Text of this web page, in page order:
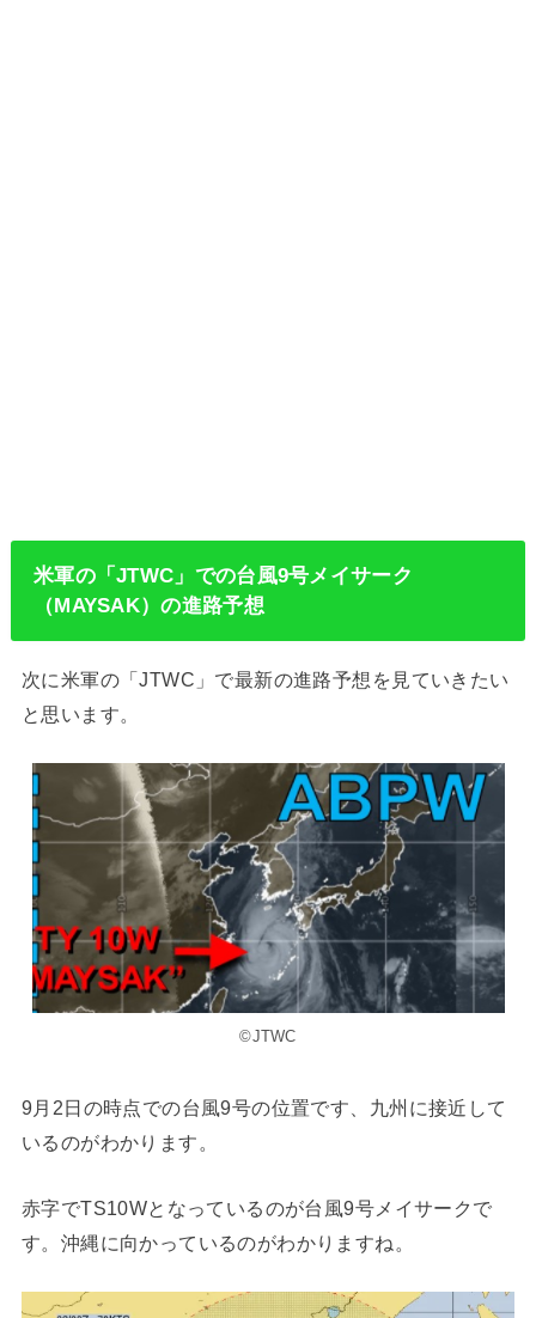
米軍の「JTWC」での台風9号メイサーク
（MAYSAK）の進路予想
次に米軍の「JTWC」で最新の進路予想を見ていきたい
と思います。
©JTWC
9月2日の時点での台風9号の位置です、九州に接近して
いるのがわかります。
赤字でTS10Wとなっているのが台風9号メイサークで
す。沖縄に向かっているのがわかりますね。